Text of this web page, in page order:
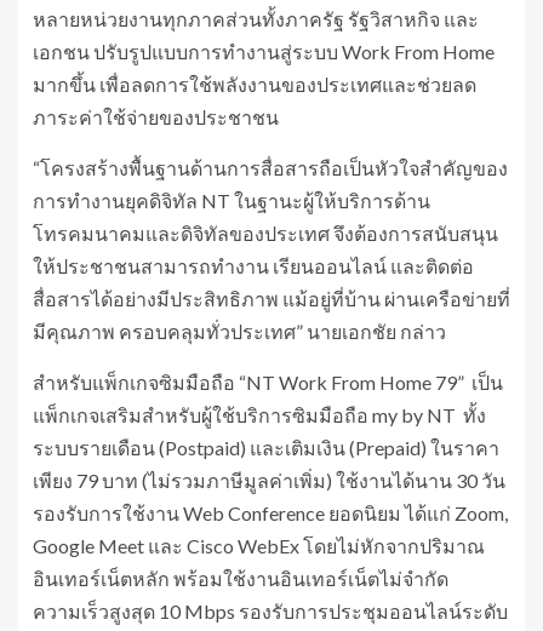
หลายหน่วยงานทุกภาคส่วนทั้งภาครัฐ รัฐวิสาหกิจ และ
เอกชน ปรับรูปแบบการทำงานสู่ระบบ Work From Home
มากขึ้น เพื่อลดการใช้พลังงานของประเทศและช่วยลด
ภาระค่าใช้จ่ายของประชาชน
“โครงสร้างพื้นฐานด้านการสื่อสารถือเป็นหัวใจสำคัญของ
การทำงานยุคดิจิทัล NT ในฐานะผู้ให้บริการด้าน
โทรคมนาคมและดิจิทัลของประเทศ จึงต้องการสนับสนุน
ให้ประชาชนสามารถทำงาน เรียนออนไลน์ และติดต่อ
สื่อสารได้อย่างมีประสิทธิภาพ แม้อยู่ที่บ้าน ผ่านเครือข่ายที่
มีคุณภาพ ครอบคลุมทั่วประเทศ” นายเอกชัย กล่าว
สำหรับแพ็กเกจซิมมือถือ “NT Work From Home 79” เป็น
แพ็กเกจเสริมสำหรับผู้ใช้บริการซิมมือถือ my by NT ทั้ง
ระบบรายเดือน (Postpaid) และเติมเงิน (Prepaid) ในราคา
เพียง 79 บาท (ไม่รวมภาษีมูลค่าเพิ่ม) ใช้งานได้นาน 30 วัน
รองรับการใช้งาน Web Conference ยอดนิยม ได้แก่ Zoom,
Google Meet และ Cisco WebEx โดยไม่หักจากปริมาณ
อินเทอร์เน็ตหลัก พร้อมใช้งานอินเทอร์เน็ตไม่จำกัด
ความเร็วสูงสุด 10 Mbps รองรับการประชุมออนไลน์ระดับ